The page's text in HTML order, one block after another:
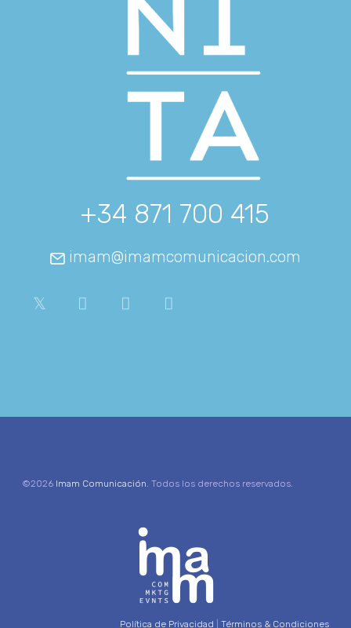
+34 871 700 415
imam@imamcomunicacion.com
©2026 Imam Comunicación. Todos los derechos reservados.
Política de Privacidad Términos & Condiciones